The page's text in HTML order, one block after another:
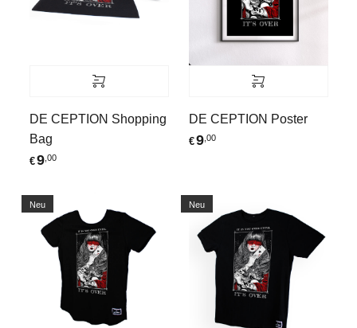
DE CEPTION Shopping
Bag
€9 ,00
DE CEPTION Poster
€9 ,00
Neu Neu